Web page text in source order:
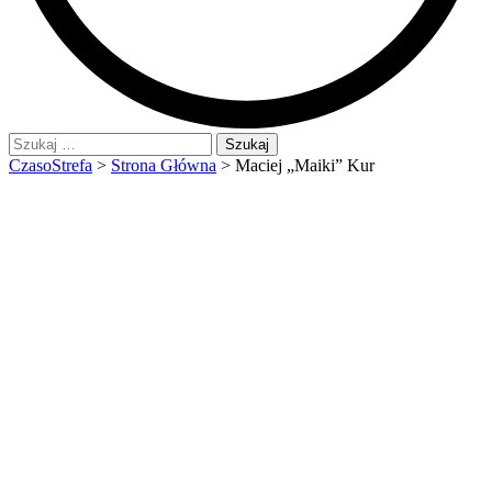
Szukaj:
CzasoStrefa > Strona Główna > Maciej „Maiki” Kur